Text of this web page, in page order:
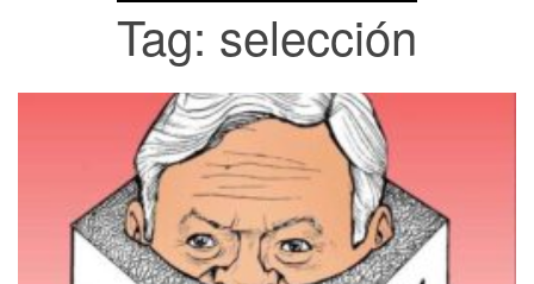
Tag: selección